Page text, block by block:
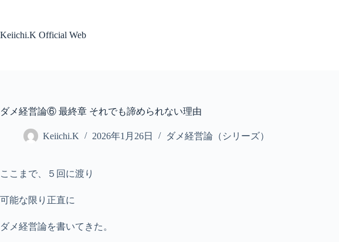
テ
プ
Keiichi.K Official Web
ダメ経営論⑥ 最終章 それでも諦められない理由
Keiichi.K 2026年1月26日 ダメ経営論（シリーズ）
ここまで、５回に渡り
可能な限り正直に
ダメ経営論を書いてきた。